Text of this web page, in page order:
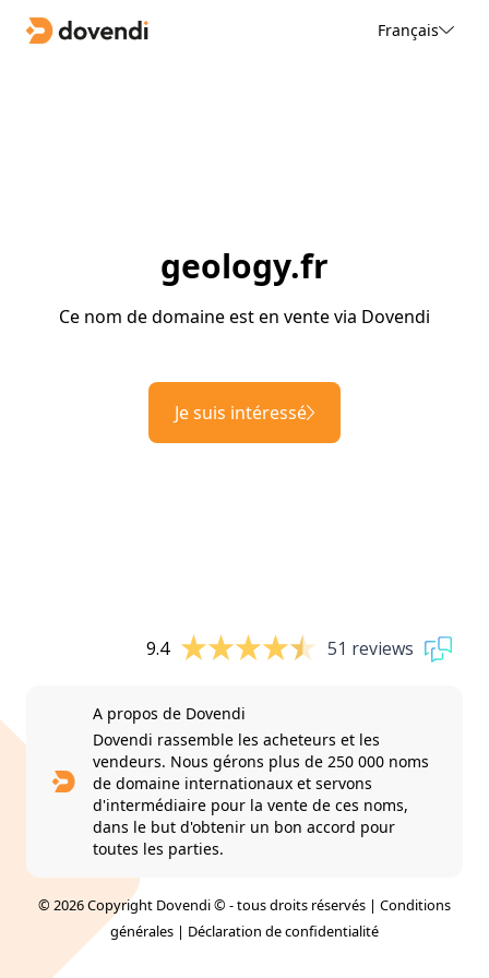
Français
geology.fr
Ce nom de domaine est en vente via Dovendi
Je suis intéressé
9.4 51 reviews
A propos de Dovendi
Dovendi rassemble les acheteurs et les
vendeurs. Nous gérons plus de 250 000 noms
de domaine internationaux et servons
d'intermédiaire pour la vente de ces noms,
dans le but d'obtenir un bon accord pour
toutes les parties.
© 2026 Copyright Dovendi © - tous droits réservés | Conditions
générales | Déclaration de confidentialité